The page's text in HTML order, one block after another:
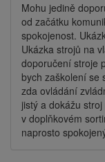
Mohu jedině
od začátku
spokojenost.
Ukázka strojů na
doporučení stroje
bych zaškolení se
zda ovládání
jistý a dokážu
v doplňkovém
naprosto